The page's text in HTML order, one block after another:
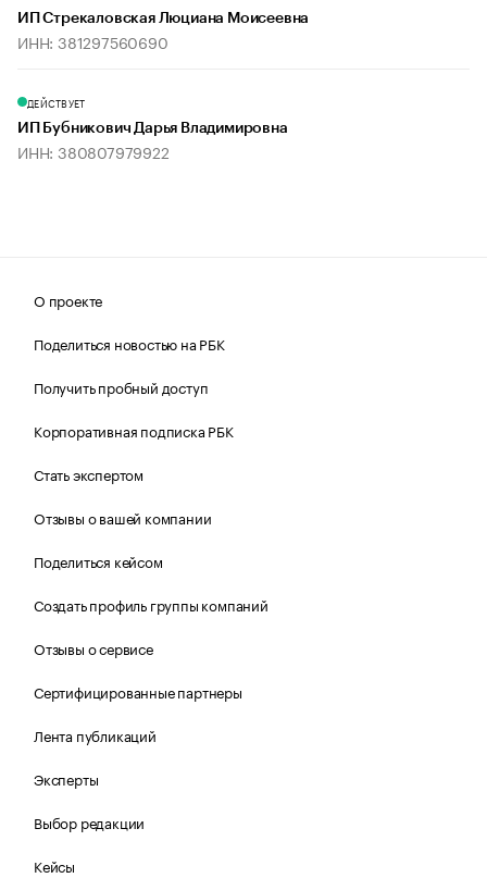
ИП Стрекаловская Люциана Моисеевна
ИНН: 381297560690
ДЕЙСТВУЕТ
ИП Бубникович Дарья Владимировна
ИНН: 380807979922
О проекте
Поделиться новостью на РБК
Получить пробный доступ
Корпоративная подписка РБК
Стать экспертом
Отзывы о вашей компании
Поделиться кейсом
Создать профиль группы компаний
Отзывы о сервисе
Сертифицированные партнеры
Лента публикаций
Эксперты
Выбор редакции
Кейсы